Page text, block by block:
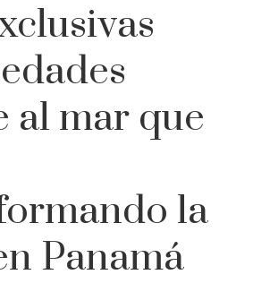
al mar que
la
Panamá